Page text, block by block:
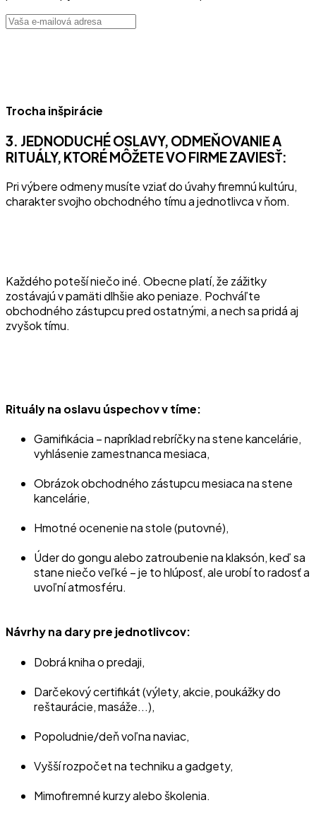
Trocha inšpirácie
3. JEDNODUCHÉ OSLAVY, ODMEŇOVANIE A
RITUÁLY, KTORÉ MÔŽETE VO FIRME ZAVIESŤ:
Pri výbere odmeny musíte vziať do úvahy firemnú kultúru,
charakter svojho obchodného tímu a jednotlivca v ňom.
Každého poteší niečo iné. Obecne platí, že zážitky
zostávajú v pamäti dlhšie ako peniaze. Pochváľte
obchodného zástupcu pred ostatnými, a nech sa pridá aj
zvyšok tímu.
Rituály na oslavu úspechov v tíme:
Gamifikácia – napríklad rebríčky na stene kancelárie,
vyhlásenie zamestnanca mesiaca,
Obrázok obchodného zástupcu mesiaca na stene
kancelárie,
Hmotné ocenenie na stole (putovné),
Úder do gongu alebo zatroubenie na klaksón, keď sa
stane niečo veľké – je to hlúposť, ale urobí to radosť a
uvoľní atmosféru.
Návrhy na dary pre jednotlivcov:
Dobrá kniha o predaji,
Darčekový certifikát (výlety, akcie, poukážky do
reštaurácie, masáže...),
Popoludnie/deň voľna naviac,
Vyšší rozpočet na techniku a gadgety,
Mimofiremné kurzy alebo školenia.